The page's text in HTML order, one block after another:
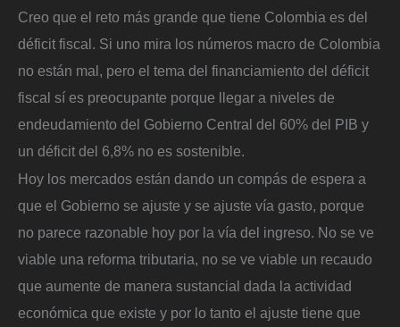
Creo que el reto más grande que tiene Colombia es del
déficit fiscal. Si uno mira los números macro de Colombia
no están mal, pero el tema del financiamiento del déficit
fiscal sí es preocupante porque llegar a niveles de
endeudamiento del Gobierno Central del 60% del PIB y
un déficit del 6,8% no es sostenible.
Hoy los mercados están dando un compás de espera a
que el Gobierno se ajuste y se ajuste vía gasto, porque
no parece razonable hoy por la vía del ingreso. No se ve
viable una reforma tributaria, no se ve viable un recaudo
que aumente de manera sustancial dada la actividad
económica que existe y por lo tanto el ajuste tiene que